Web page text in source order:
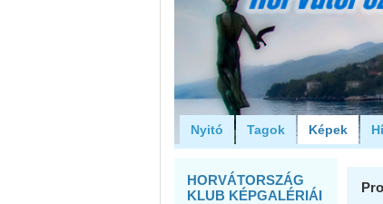
Nyitó Tagok Képek
HORVÁTORSZÁG
KLUB KÉPGALÉRIÁI